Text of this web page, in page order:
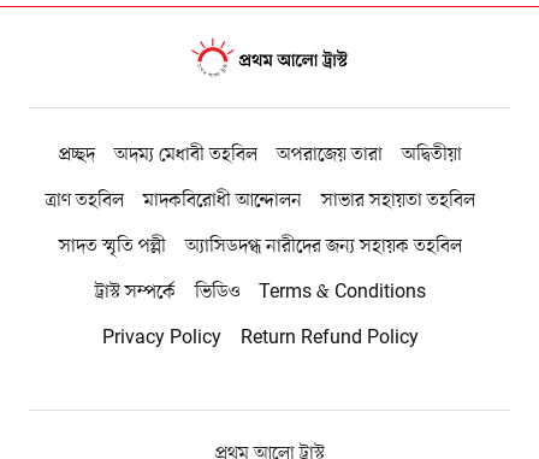
প্রচ্ছদ অদম্য মেধাবী তহবিল অপরাজেয় তারা
অদ্বিতীয়া
ত্রাণ তহবিল
মাদকবিরোধী আন্দোলন
সাভার সহায়তা তহবিল
সাদত স্মৃতি পল্লী
অ্যাসিডদগ্ধ নারীদের জন্য সহায়ক তহবিল
ট্রাস্ট সম্পর্কে
ভিডিও
Terms & Conditions
Privacy Policy
Return Refund Policy
প্রথম আলো ট্রাস্ট